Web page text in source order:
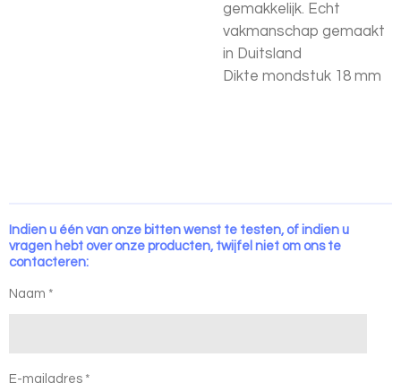
gemakkelijk. Echt
vakmanschap gemaakt
in Duitsland
Dikte mondstuk 18 mm
Indien u één van onze bitten wenst te testen, of indien u
vragen hebt over onze producten, twijfel niet om ons te
contacteren:
Naam *
E-mailadres *